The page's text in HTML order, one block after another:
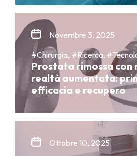
Novembre 3, 2025
#Chirurgia, #Ricerca,
Prostata rimossa con
realtà aumentata:
efficacia e recupero
Ottobre 10, 2025